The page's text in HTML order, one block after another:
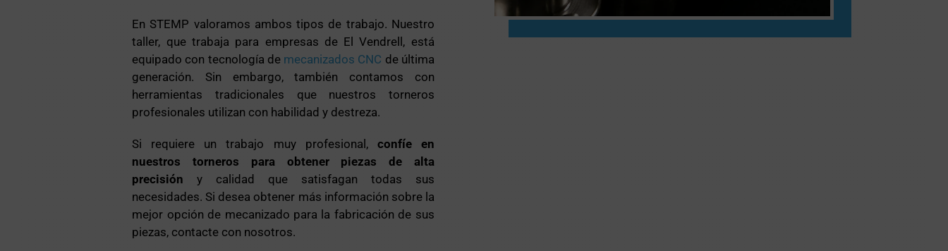
En STEMP valoramos ambos tipos de trabajo. Nuestro
taller, que trabaja para empresas de El Vendrell, está
equipado con tecnología de mecanizados CNC de última
generación. Sin embargo, también contamos con
herramientas tradicionales que nuestros torneros
profesionales utilizan con habilidad y destreza.
Si requiere un trabajo muy profesional, confíe en
nuestros torneros para obtener piezas de alta
precisión y calidad que satisfagan todas sus
necesidades. Si desea obtener más información sobre la
mejor opción de mecanizado para la fabricación de sus
piezas, contacte con nosotros.